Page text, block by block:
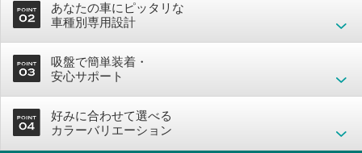
あなたの車にピッタリな
車種別専用設計
吸盤で簡単装着・
安心サポート
好みに合わせて選べる
カラーバリエーション